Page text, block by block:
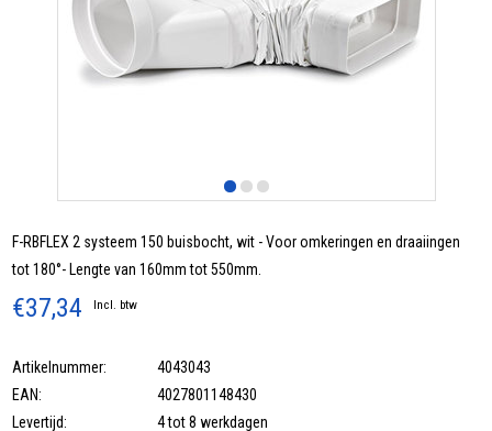
F-RBFLEX 2 systeem 150 buisbocht, wit - Voor omkeringen en draaiingen
tot 180°- Lengte van 160mm tot 550mm.
€37,34 Incl. btw
Artikelnummer:
4043043
EAN:
4027801148430
Levertijd:
4 tot 8 werkdagen